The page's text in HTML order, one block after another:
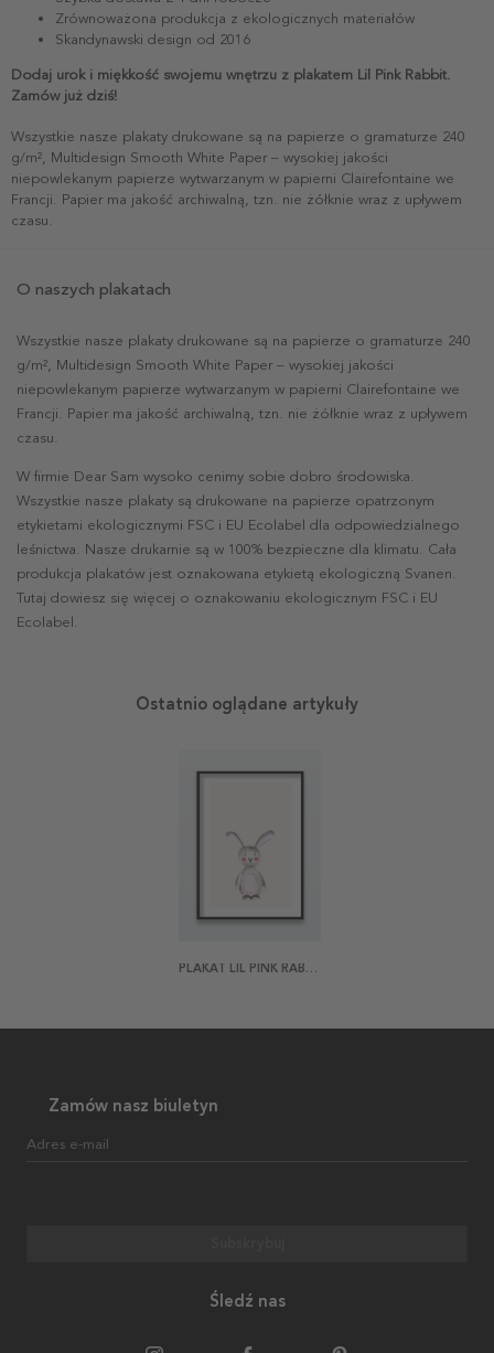
Zrównoważona produkcja z ekologicznych materiałów
Skandynawski design od 2016
Dodaj urok i miękkość swojemu wnętrzu z plakatem Lil Pink Rabbit.
Zamów już dziś!
Wszystkie nasze plakaty drukowane są na papierze o gramaturze 240
g/m², Multidesign Smooth White Paper – wysokiej jakości
niepowlekanym papierze wytwarzanym w papierni Clairefontaine we
Francji. Papier ma jakość archiwalną, tzn. nie żółknie wraz z upływem
czasu.
O naszych plakatach
Wszystkie nasze plakaty drukowane są na papierze o gramaturze 240
g/m², Multidesign Smooth White Paper – wysokiej jakości
niepowlekanym papierze wytwarzanym w papierni Clairefontaine we
Francji. Papier ma jakość archiwalną, tzn. nie żółknie wraz z upływem
czasu.
W firmie Dear Sam wysoko cenimy sobie dobro środowiska.
Wszystkie nasze plakaty są drukowane na papierze opatrzonym
etykietami ekologicznymi FSC i EU Ecolabel dla odpowiedzialnego
leśnictwa. Nasze drukarnie są w 100% bezpieczne dla klimatu. Cała
produkcja plakatów jest oznakowana etykietą ekologiczną Svanen.
Tutaj dowiesz się więcej o oznakowaniu ekologicznym FSC i EU
Ecolabel.
Ostatnio oglądane artykuły
PLAKAT LIL PINK RABBIT
Zamów nasz biuletyn
Adres e-mail
Śledź nas